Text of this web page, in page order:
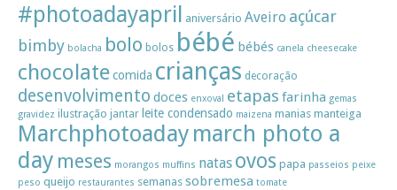
#photoadayapril aniversário Aveiro açúcar
bimby bolacha bolo bolos bébé bébés canela cheesecake
chocolatecomida crianças decoração
desenvolvimento doces enxoval etapas farinha gemas
gravidez ilustração jantar leite condensado maizena manias manteiga
Marchphotoaday march photo a
day meses morangos muffins natas ovos papa passeios peixe
peso queijo restaurantes semanas sobremesa tomate